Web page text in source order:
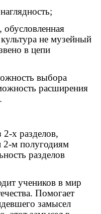
не музейный
в цепи
выбора
расширения
разделов,
2-м полугодиям
разделов
учеников в мир
Помогает
замысел